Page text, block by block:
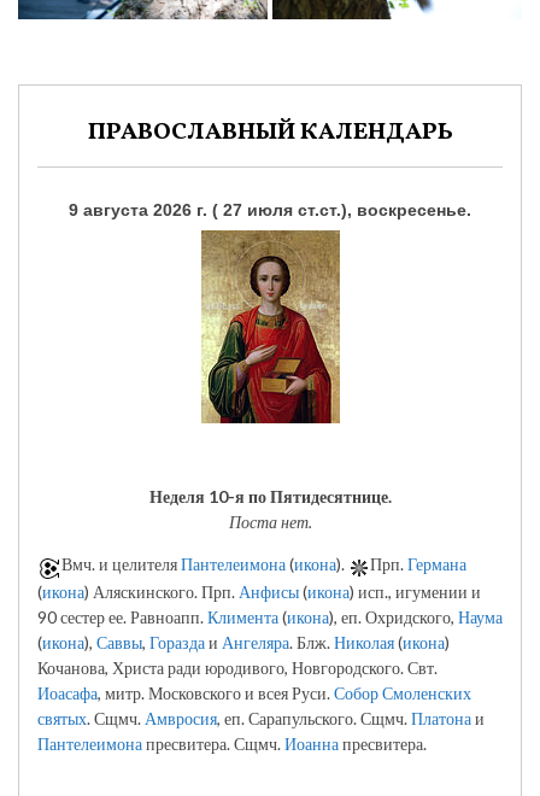
ПРАВОСЛАВНЫЙ КАЛЕНДАРЬ
9 августа 2026 г. ( 27 июля ст.ст.), воскресенье.
Неделя 10-я по Пятидесятнице.
Поста нет.
Вмч. и целителяПантелеимона(икона). Прп.Германа
(икона) Аляскинского. Прп.Анфисы(икона) исп., игумении и
90 сестер ее. Равноапп.Климента(икона), еп. Охридского, Наума
(икона), Саввы, Гораздаи Ангеляра. Блж.Николая(икона)
Кочанова, Христа ради юродивого, Новгородского. Свт.
Иоасафа, митр. Московского и всея Руси.Собор Смоленских
святых. Сщмч.Амвросия, еп. Сарапульского. Сщмч.Платонаи
Пантелеимонапресвитера. Сщмч.Иоаннапресвитера.